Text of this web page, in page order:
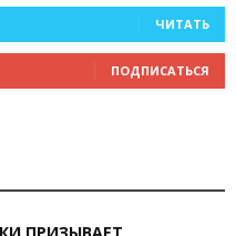
ЧИТАТЬ
ПОДПИСАТЬСЯ